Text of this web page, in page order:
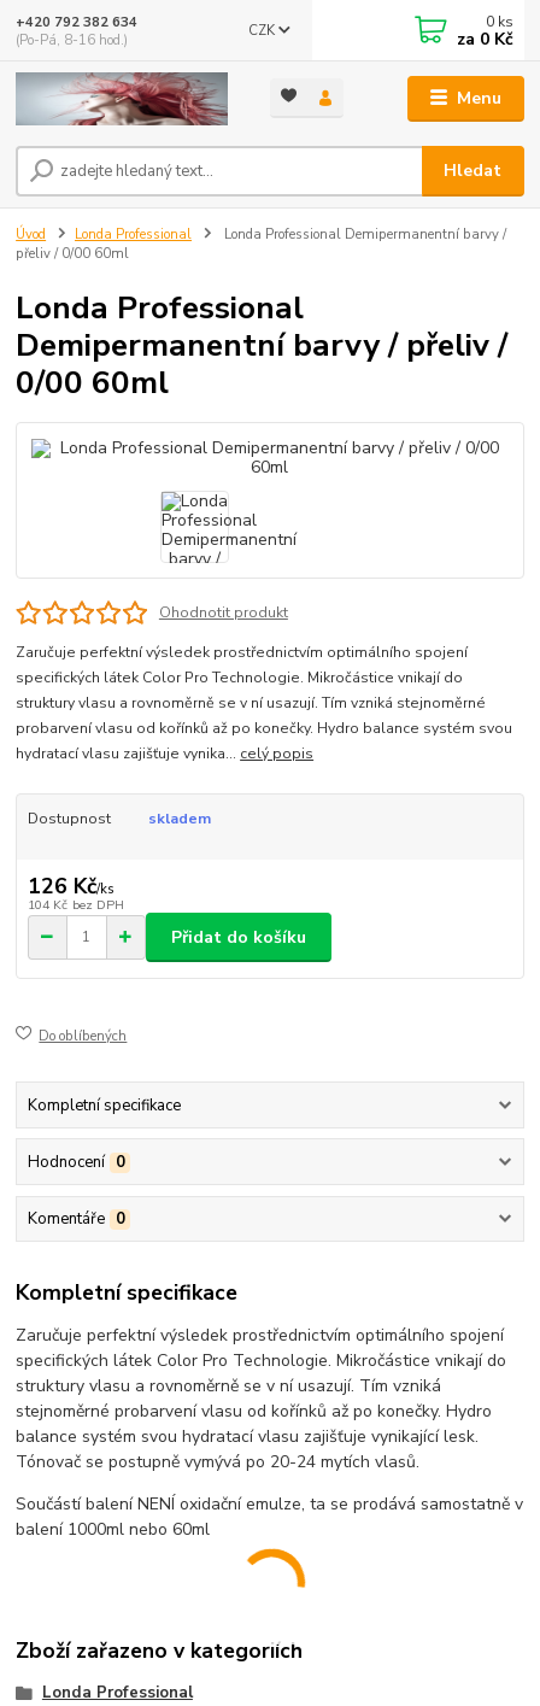
Menu
CZK
Hledat
+420 792 382 634
(Po-Pá, 8-16 hod.)
0 ks
za 0 Kč
Úvod Londa Professional
Londa Professional Demipermanentní barvy /
přeliv / 0/00 60ml
Londa Professional
Demipermanentní barvy / přeliv /
0/00 60ml
Ohodnotit produkt
Zaručuje perfektní výsledek prostřednictvím optimálního spojení
specifických látek Color Pro Technologie. Mikročástice vnikají do
struktury vlasu a rovnoměrně se v ní usazují. Tím vzniká stejnoměrné
probarvení vlasu od kořínků až po konečky. Hydro balance systém svou
hydratací vlasu zajišťuje vynika... celý popis
Dostupnost skladem
126 Kč/ks
104 Kč bez DPH
Přidat do košíku
Do oblíbených
Kompletní specifikace
Hodnocení 0
Komentáře 0
Kompletní specifikace
Zaručuje perfektní výsledek prostřednictvím optimálního spojení
specifických látek Color Pro Technologie. Mikročástice vnikají do
struktury vlasu a rovnoměrně se v ní usazují. Tím vzniká
stejnoměrné probarvení vlasu od kořínků až po konečky. Hydro
balance systém svou hydratací vlasu zajišťuje vynikající lesk.
Tónovač se postupně vymývá po 20-24 mytích vlasů.
Součástí balení NENÍ oxidační emulze, ta se prodává samostatně v
balení 1000ml nebo 60ml
Zboží zařazeno v kategoriích
Londa Professional